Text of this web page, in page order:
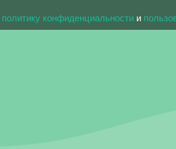
политику конфиденциальности и